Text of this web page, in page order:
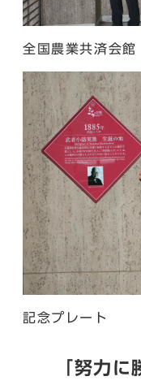
全国農業共済会
記念プレート
「努力